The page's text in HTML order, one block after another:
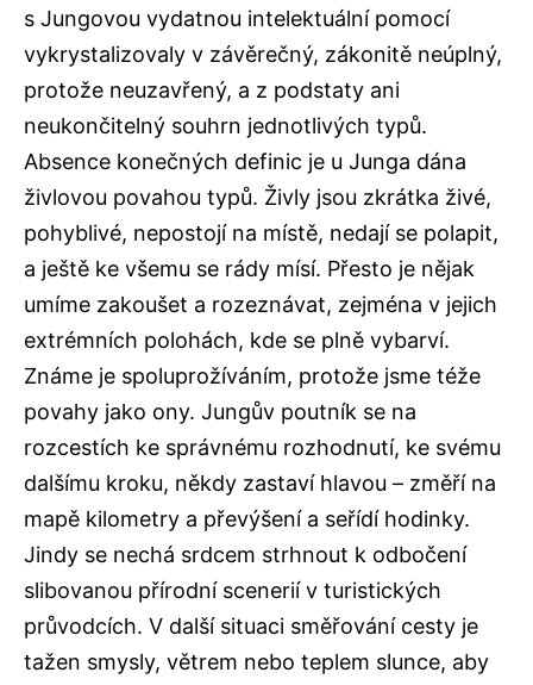
s Jungovou vydatnou intelektuální pomocí
vykrystalizovaly v závěrečný, zákonitě neúplný,
protože neuzavřený, a z podstaty ani
neukončitelný souhrn jednotlivých typů.
Absence konečných definic je u Junga dána
živlovou povahou typů. Živly jsou zkrátka živé,
pohyblivé, nepostojí na místě, nedají se polapit,
a ještě ke všemu se rády mísí. Přesto je nějak
umíme zakoušet a rozeznávat, zejména v jejich
extrémních polohách, kde se plně vybarví.
Známe je spoluprožíváním, protože jsme téže
povahy jako ony. Jungův poutník se na
rozcestích ke správnému rozhodnutí, ke svému
dalšímu kroku, někdy zastaví hlavou – změří na
mapě kilometry a převýšení a seřídí hodinky.
Jindy se nechá srdcem strhnout k odbočení
slibovanou přírodní scenerií v turistických
průvodcích. V další situaci směřování cesty je
tažen smysly, větrem nebo teplem slunce, aby